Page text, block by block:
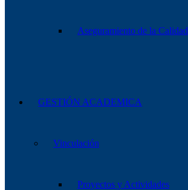
Aseguramiento de la Calidad
GESTIÓN ACADEMICA
Vinculación
Proyectos y Actividades